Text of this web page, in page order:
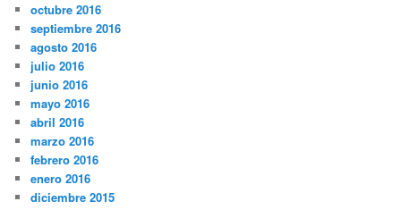
octubre 2016
septiembre 2016
agosto 2016
julio 2016
junio 2016
mayo 2016
abril 2016
marzo 2016
febrero 2016
enero 2016
diciembre 2015